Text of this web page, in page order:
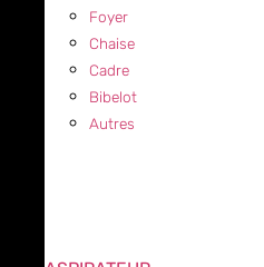
Foyer
Chaise
Cadre
Bibelot
Autres